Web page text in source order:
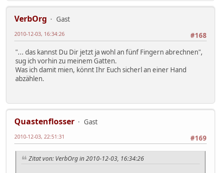
VerbOrg
Gast
#168
2010-12-03, 16:34:26
"... das kannst Du Dir jetzt ja wohl an fünf Fingern abrechnen",
sug ich vorhin zu meinem Gatten.
Was ich damit mien, könnt Ihr Euch sicherl an einer Hand
abzählen.
Quastenflosser
Gast
#169
2010-12-03, 22:51:31
Zitat von: VerbOrg in 2010-12-03, 16:34:26